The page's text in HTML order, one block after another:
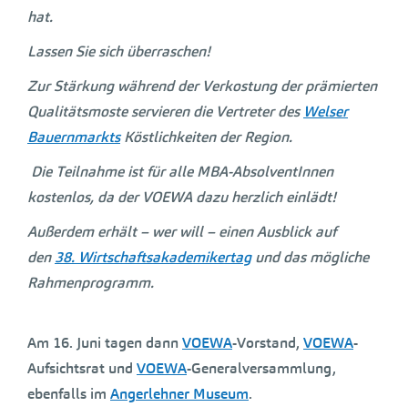
hat.
Lassen Sie sich überraschen!
Zur Stärkung während der Verkostung der prämierten
Qualitätsmoste servieren die Vertreter desWelser
BauernmarktsKöstlichkeiten der Region.
Die Teilnahme ist für alle MBA-AbsolventInnen
kostenlos, da der VOEWA dazu herzlich einlädt!
Außerdem erhält – wer will – einen Ausblick auf
den38. Wirtschaftsakademikertagund das mögliche
Rahmenprogramm.
Am 16. Juni tagen dann VOEWA-Vorstand, VOEWA-
Aufsichtsrat und VOEWA-Generalversammlung,
ebenfalls im Angerlehner Museum.